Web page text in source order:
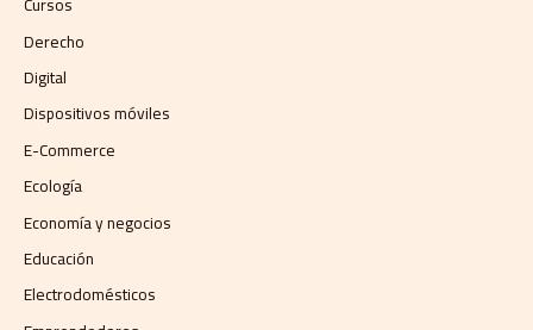
Derecho
Digital
Dispositivos móviles
E-Commerce
Ecología
Economía y negocios​
Educación
Electrodomésticos